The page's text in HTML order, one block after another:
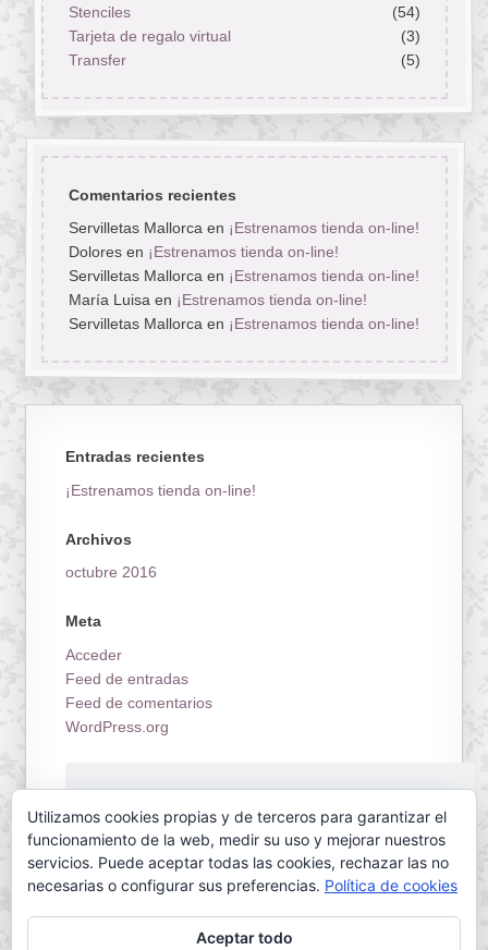
Stenciles
(54)
Tarjeta de regalo virtual
(3)
Transfer
(5)
Comentarios recientes
Servilletas Mallorcaen ¡Estrenamos tienda on-line!
Doloresen ¡Estrenamos tienda on-line!
Servilletas Mallorcaen ¡Estrenamos tienda on-line!
María Luisaen ¡Estrenamos tienda on-line!
Servilletas Mallorcaen ¡Estrenamos tienda on-line!
Entradas recientes
¡Estrenamos tienda on-line!
Archivos
octubre 2016
Meta
Acceder
Feed de entradas
Feed de comentarios
WordPress.org
Utilizamos cookies propias y de terceros para garantizar el
funcionamiento de la web, medir su uso y mejorar nuestros
servicios. Puede aceptar todas las cookies, rechazar las no
necesarias o configurar sus preferencias. Política de cookies
Aceptar todo